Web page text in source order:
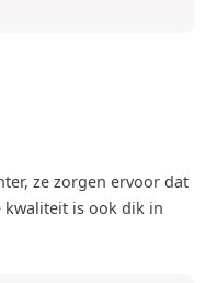
ze zorgen ervoor dat
kwaliteit is ook dik in